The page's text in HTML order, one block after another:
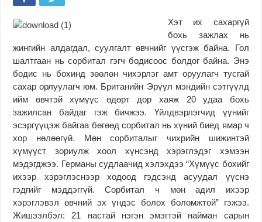
Хэт их сахаргүй
бохь зажлах нь
жингийн алдагдал, суулгалт өвчнийг үүсгэж байна. Гол
шалтгаан нь сорбитал гэгч бодисоос болдог байна. Энэ
бодис нь бохинд зөөлөн чихэрлэг амт оруулагч тусгай
сахар орлуулагч юм. Британийн Эрүүл мэндийн сэтгүүлд
ийм өвчтэй хүмүүс өдөрт дор хаяж 20 удаа бохь
зажилсан байдаг гэж бичжээ. Үйлдвэрлэгчид үүнийг
эсэргүүцэж байгаа бөгөөд сорбитал нь хүний биед ямар ч
хор нөлөөгүй. Мөн сорбиталыг чихрийн шижинтэй
хүмүүст зориулж хоол хүнсэнд хэрэглэдэг хэмээн
мэдэгджээ. Германы судлаачид хэлэхдээ “Хүмүүс бохийг
ихээр хэрэглэснээр ходоод гэдсэнд асуудал үүснэ
гэдгийг мэддэггүй. Сорбитал ч мөн адил ихээр
хэрэглэвэл өвчний эх үндэс болох боломжтой” гэжээ.
Жишээлбэл: 21 настай нэгэн эмэгтэй найман сарын